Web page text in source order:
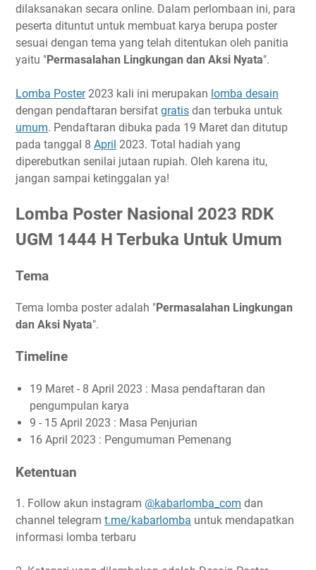
Biaya Pendaftaran
Hadiah
Link Penting
dilaksanakan secara online. Dalam perlombaan ini, para
peserta dituntut untuk membuat karya berupa poster
sesuai dengan tema yang telah ditentukan oleh panitia
yaitu "Permasalahan Lingkungan dan Aksi Nyata".
Lomba Poster2023 kali ini merupakan lomba desain
dengan pendaftaran bersifat gratis dan terbuka untuk
umum. Pendaftaran dibuka pada 19 Maret dan ditutup
pada tanggal 8 April 2023. Total hadiah yang
diperebutkan senilai jutaan rupiah. Oleh karena itu,
jangan sampai ketinggalan ya!
Lomba Poster Nasional 2023 RDK
UGM 1444 H Terbuka Untuk Umum
Tema
Tema lomba poster adalah "Permasalahan Lingkungan
dan Aksi Nyata".
Timeline
19 Maret - 8 April 2023 : Masa pendaftaran dan
pengumpulan karya
9 - 15 April 2023 : Masa Penjurian
16 April 2023 : Pengumuman Pemenang
Ketentuan
1. Follow akun instagram @kabarlomba_com dan
channel telegram t.me/kabarlomba untuk mendapatkan
informasi lomba terbaru